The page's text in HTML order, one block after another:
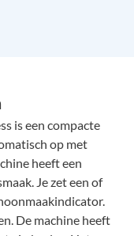
is een compacte
op met
heeft een
Je zet een of
De machine heeft